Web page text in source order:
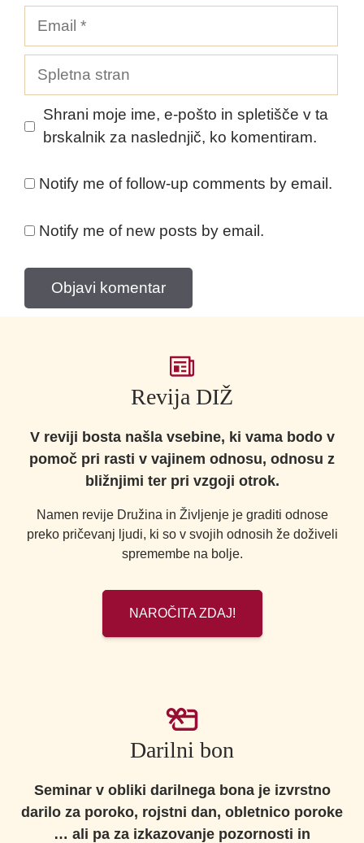
Spletna
stran
Shrani moje ime, e-pošto in spletišče v ta
brskalnik za naslednjič, ko komentiram.
Notify me of follow-up comments by email.
Notify me of new posts by email.
Revija DIŽ
V reviji bosta našla vsebine, ki vama bodo v
pomoč pri rasti v vajinem odnosu, odnosu z
bližnjimi ter pri vzgoji otrok.
Namen revije Družina in Življenje je graditi odnose
preko pričevanj ljudi, ki so v svojih odnosih že doživeli
spremembe na bolje.
NAROČITA ZDAJ!
Darilni bon
Seminar v obliki darilnega bona je izvrstno
darilo za poroko, rojstni dan, obletnico poroke
… ali pa za izkazovanje pozornosti in